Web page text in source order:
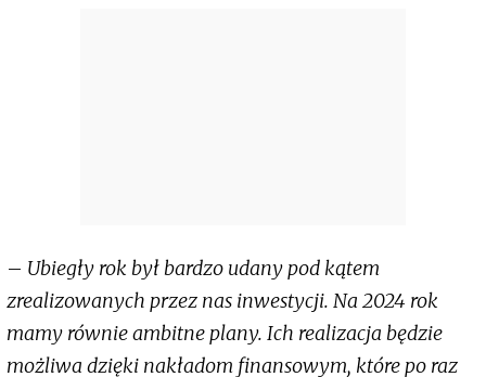
– Ubiegły rok był bardzo udany pod kątem
zrealizowanych przez nas inwestycji. Na 2024 rok
mamy równie ambitne plany. Ich realizacja będzie
możliwa dzięki nakładom finansowym, które po raz